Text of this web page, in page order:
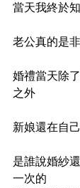
當天我終於
老公真的是
婚禮當天除
之外
新娘還在自
是誰說婚紗
一次的